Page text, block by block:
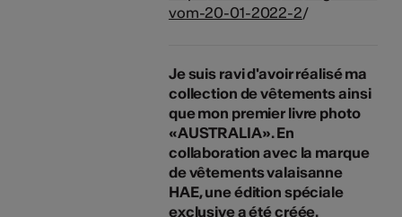
vom-20-01-2022-2/
Je suis ravi d'avoir réalisé ma
collection de vêtements ainsi
que mon premier livre photo
«AUSTRALIA». En
collaboration avec la marque
de vêtements valaisanne
HAE, une édition spéciale
exclusive a été créée.